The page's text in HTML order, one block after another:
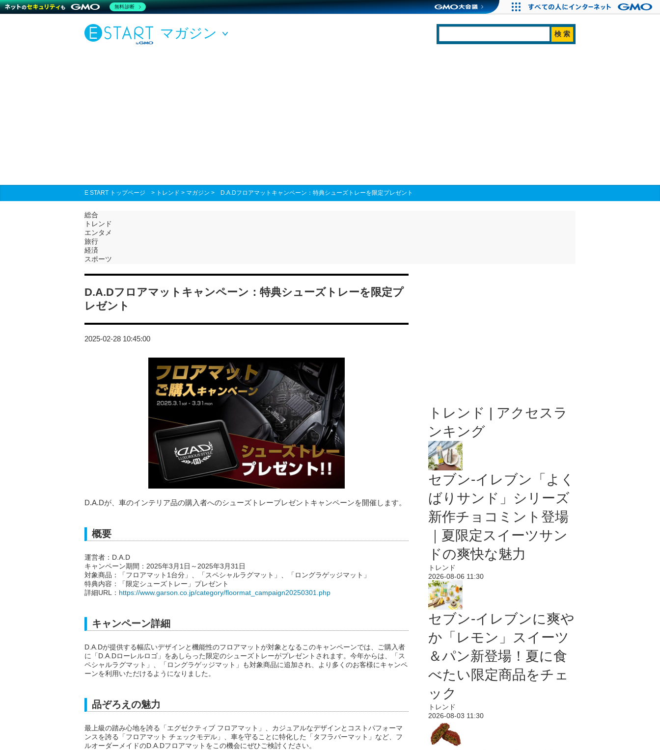
マガジン
E START トップページ > トレンド > マガジン > D.A.Dフロアマットキャンペーン：特典シューズトレーを限定プレゼント
総合
トレンド
エンタメ
旅行
経済
スポーツ
D.A.Dフロアマットキャンペーン：特典シューズトレーを限定プ
レゼント
2025-02-28 10:45:00
D.A.Dが、車のインテリア品の購入者へのシューズトレープレゼントキャンペーンを開催します。
概要
運営者：D.A.D
キャンペーン期間：2025年3月1日～2025年3月31日
対象商品：「フロアマット1台分」、「スペシャルラグマット」、「ロングラゲッジマット」
特典内容：「限定シューズトレー」プレゼント
詳細URL： https://www.garson.co.jp/category/floormat_campaign20250301.php
キャンペーン詳細
D.A.Dが提供する幅広いデザインと機能性のフロアマットが対象となるこのキャンペーンでは、ご購入者
に「D.A.Dローレルロゴ」をあしらった限定のシューズトレーがプレゼントされます。今年からは、「ス
ペシャルラグマット」、「ロングラゲッジマット」も対象商品に追加され、より多くのお客様にキャンペ
ーンを利用いただけるようになりました。
品ぞろえの魅力
最上級の踏み心地を誇る「エグゼクティブ フロアマット」、カジュアルなデザインとコストパフォーマ
ンスを誇る「フロアマット チェックモデル」、車を守ることに特化した「タフラバーマット」など、フ
ルオーダーメイドのD.A.Dフロアマットをこの機会にぜひご検討ください。
トレンド | アクセスラ
ンキング
セブン‐イレブン「よく
ばりサンド」シリーズ
新作チョコミント登場
｜夏限定スイーツサン
ドの爽快な魅力
トレンド
2026-08-06 11:30
セブン‐イレブンに爽や
か「レモン」スイーツ
＆パン新登場！夏に食
べたい限定商品をチェ
ック
トレンド
2026-08-03 11:30
無料診断